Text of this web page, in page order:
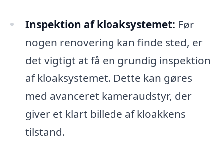
Inspektion af kloaksystemet: Før
nogen renovering kan finde sted, er
det vigtigt at få en grundig inspektion
af kloaksystemet. Dette kan gøres
med avanceret kameraudstyr, der
giver et klart billede af kloakkens
tilstand.